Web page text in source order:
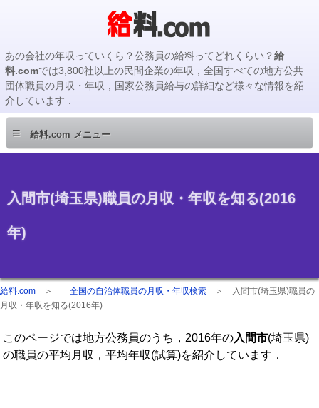
あの会社の年収っていくら？公務員の給料ってどれくらい？給
料.comでは3,800社以上の民間企業の年収，全国すべての地方公共
団体職員の月収・年収，国家公務員給与の詳細など様々な情報を紹
介しています．
≡ 給料.com メニュー
入間市(埼玉県)職員の月収・年収を知る(2016
年)
給料.com ＞ 全国の自治体職員の月収・年収検索 ＞
入間市(埼玉県)職員の
月収・年収を知る(2016年)
このページでは地方公務員のうち，2016年の入間市(埼玉県)
の職員の平均月収，平均年収(試算)を紹介しています．